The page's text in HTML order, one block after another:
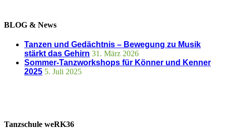
BLOG & News
Tanzen und Gedächtnis – Bewegung zu Musik
stärkt das Gehirn 31. März 2026
Sommer-Tanzworkshops für Könner und Kenner
2025 5. Juli 2025
Tanzschule weRK36